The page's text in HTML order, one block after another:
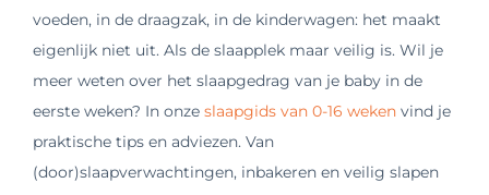
voeden, in de draagzak, in de kinderwagen: het maakt
eigenlijk niet uit. Als de slaapplek maar veilig is. Wil je
meer weten over het slaapgedrag van je baby in de
eerste weken? In onze slaapgids van 0-16 weken vind je
praktische tips en adviezen. Van
(door)slaapverwachtingen, inbakeren en veilig slapen